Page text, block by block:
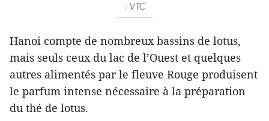
: VTC
Hanoi compte de nombreux bassins de lotus,
mais seuls ceux du lac de l’Ouest et quelques
autres alimentés par le fleuve Rouge produisent
le parfum intense nécessaire à la préparation
du thé de lotus.